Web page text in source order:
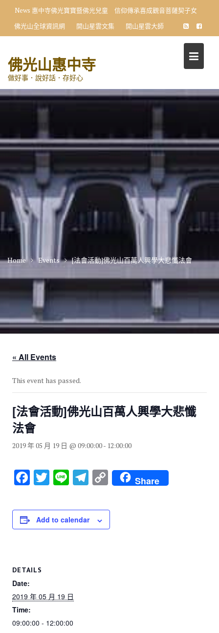
content
News 惠中寺佛光寶寶暨佛光兒童 信仰傳承喜成觀音菩薩契子女
佛光山全球資訊網
開山星雲文集 開山星雲大師
佛光山惠中寺
做好事．說好話．存好心
Home Events [法會活動]佛光山百萬人興學大悲懺法會
« All Events
This event has passed.
[法會活動]佛光山百萬人興學大悲懺
法會
2019 年 05 月 19 日 @ 09:00:00- 12:00:00
F
c
e
o
k
T
tt
er
Li
e
T
e
gr
C
o
p
y
Share
Add to calendar
DETAILS
Date:
2019 年 05 月 19 日
Time:
09:00:00 - 12:00:00